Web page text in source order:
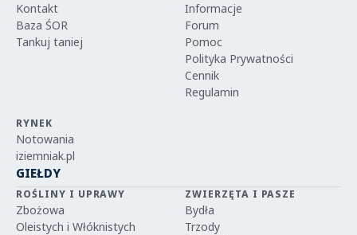
Kontakt
Baza ŚOR
Tankuj taniej
Informacje
Forum
Pomoc
Polityka Prywatności
Cennik
Regulamin
RYNEK
Notowania
iziemniak.pl
GIEŁDY
ROŚLINY I UPRAWY
Zbożowa
Oleistych i Włóknistych
ZWIERZĘTA I PASZE
Bydła
Trzody